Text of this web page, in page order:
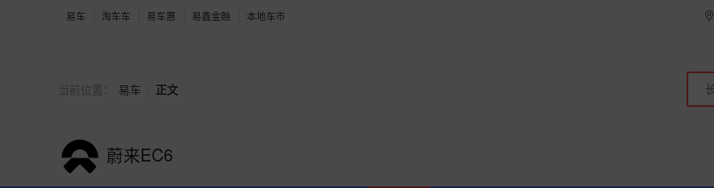
易车 淘车车 易车惠 易鑫金融 本地车市
当前位置： 易车 正文
蔚来EC6